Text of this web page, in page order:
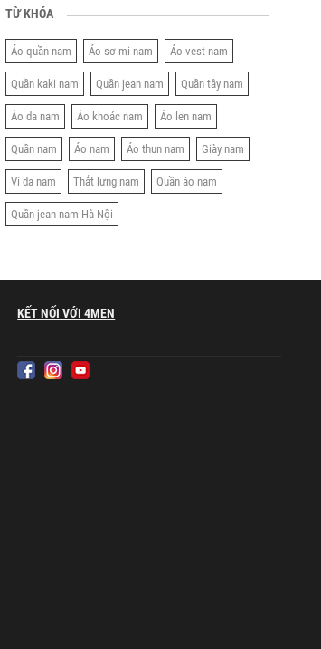
TỪ KHÓA
Áo quần nam Áo sơ mi nam Áo vest nam
Quần kaki nam Quần jean nam Quần tây nam
Áo da nam Áo khoác nam Áo len nam
Quần nam Áo nam Áo thun nam Giày nam
Ví da nam Thắt lưng nam Quần áo nam
Quần jean nam Hà Nội
KẾT NỐI VỚI 4MEN